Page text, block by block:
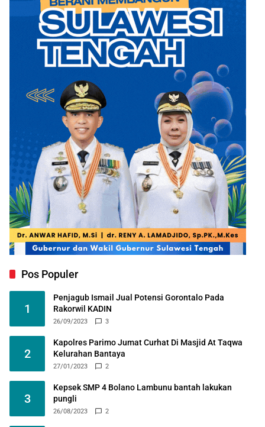
Pos Populer
1
Penjagub Ismail Jual Potensi Gorontalo Pada
Rakorwil KADIN
26/09/2023 3
2
Kapolres Parimo Jumat Curhat Di Masjid At Taqwa
Kelurahan Bantaya
27/01/2023 2
3
Kepsek SMP 4 Bolano Lambunu bantah lakukan
pungli
26/08/2023 2